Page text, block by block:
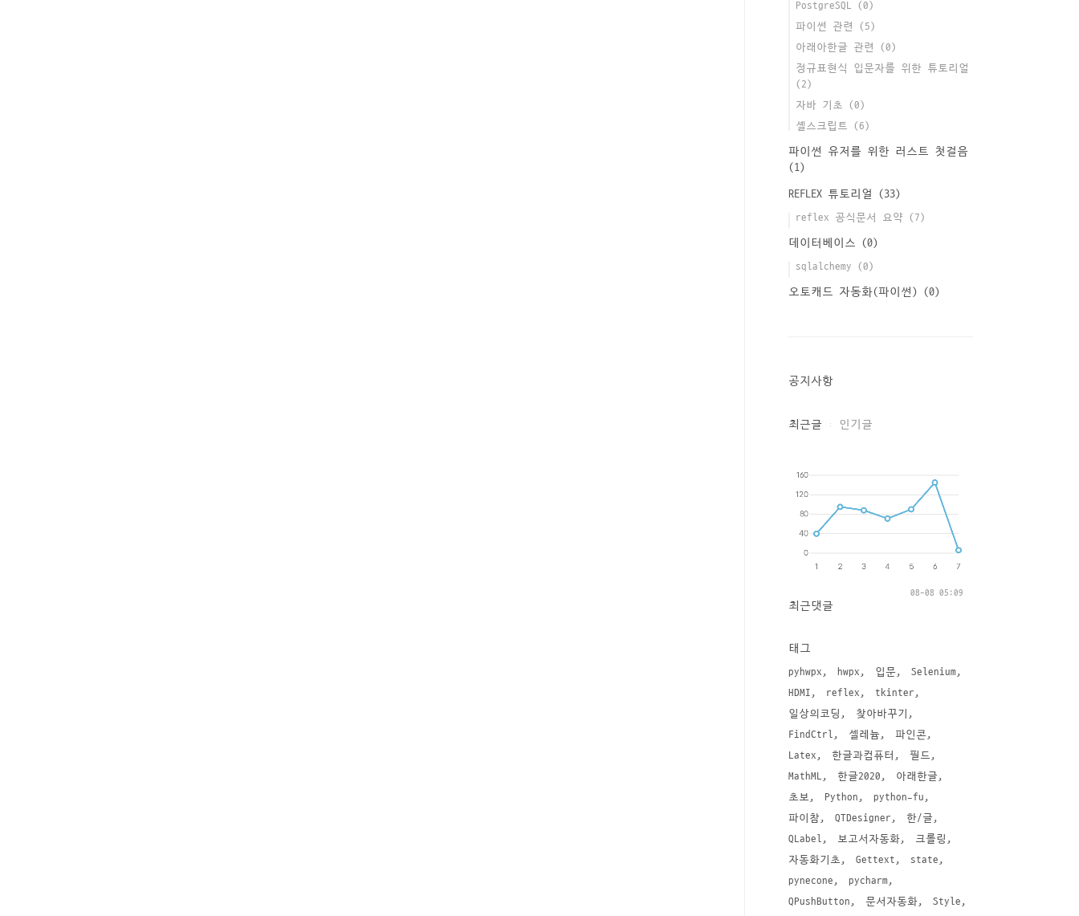
PostgreSQL (0)
파이썬 관련 (5)
아래아한글 관련 (0)
정규표현식 입문자를 위한 튜토리얼
(2)
자바 기초 (0)
셸스크립트 (6)
파이썬 유저를 위한 러스트 첫걸음
(1)
REFLEX 튜토리얼 (33)
reflex 공식문서 요약 (7)
데이터베이스 (0)
sqlalchemy (0)
오토캐드 자동화(파이썬) (0)
공지사항
최근글 인기글
08-08 05:09
최근댓글
태그
pyhwpx hwpx 입문
Selenium
HDMI
reflex
tkinter
일상의코딩
찾아바꾸기
FindCtrl
셀레늄
파인콘
Latex
한글과컴퓨터
필드
MathML
한글2020
아래한글
초보
Python
python-fu
파이참
QTDesigner
한/글
QLabel
보고서자동화
크롤링
자동화기초
Gettext
state
pynecone
pycharm
QPushButton
문서자동화
Style